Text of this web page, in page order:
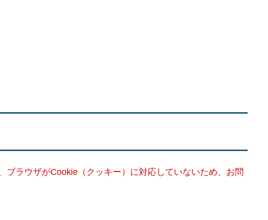
ラウザがCookie（クッキー）に対応していないため、お問